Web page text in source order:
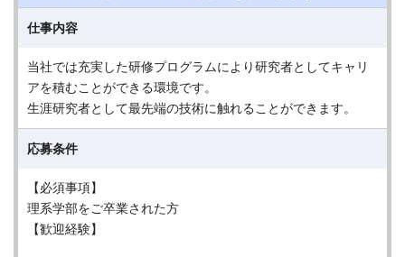
仕事内容
当社では充実した研修プログラムにより研究者としてキャリ
アを積むことができる環境です。
生涯研究者として最先端の技術に触れることができます。
応募条件
【必須事項】
理系学部をご卒業された方
【歓迎経験】